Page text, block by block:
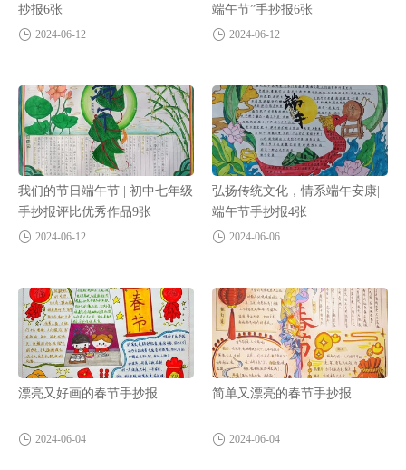
抄报6张
2024-06-12
端午节”手抄报6张
2024-06-12
我们的节日端午节 | 初中七年级
手抄报评比优秀作品9张
2024-06-12
弘扬传统文化，情系端午安康|
端午节手抄报4张
2024-06-06
漂亮又好画的春节手抄报
2024-06-04
简单又漂亮的春节手抄报
2024-06-04